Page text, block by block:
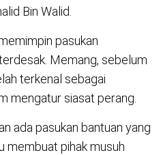
Bin Walid.
pasukan
Memang, sebelum
terkenal sebagai
mengatur siasat perang.
ada pasukan bantuan yang
membuat pihak musuh